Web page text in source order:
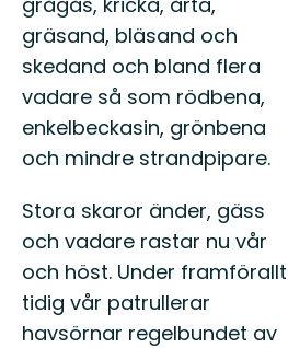
gräsand, bläsand och
skedand och bland flera
vadare så som rödbena,
enkelbeckasin, grönbena
och mindre strandpipare.
Stora skaror änder, gäss
och vadare rastar nu vår
och höst. Under framförallt
tidig vår patrullerar
havsörnar regelbundet av